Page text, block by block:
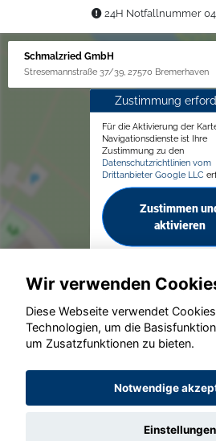
24H Notfallnummer
Schmalzried GmbH
Stresemannstraße 37/39, 27570 Bremerhaven
Zustimmung
Für die Aktivierung der
Navigationsdienste ist Ihre
Zustimmung zu den
Datenschutzrichtlinien vom
Drittanbieter Google LLC
Zustimmen
aktivieren
© konjunkturmotor.de
Wir verwenden
Diese Webseite verwendet
Technologien, um die
um Zusatzfunktionen zu bieten.
Notwendige
Einstellungen